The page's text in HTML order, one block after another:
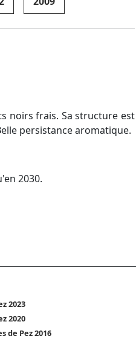
noirs frais. Sa structure est
persistance aromatique.
2030.
2023
2020
de Pez 2016